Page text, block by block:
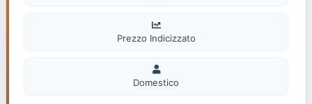
Prezzo Indicizzato
Domestico
Domestico